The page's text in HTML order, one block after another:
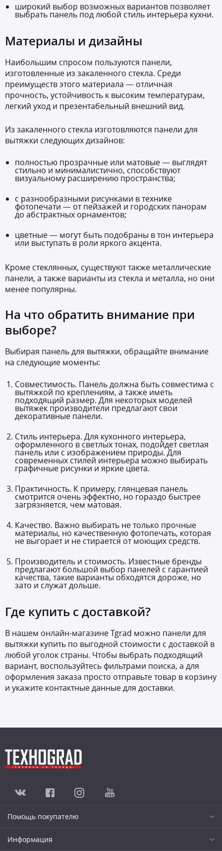
широкий выбор возможных вариантов позволяет
выбрать панель под любой стиль интерьера кухни.
Материалы и дизайны
Наибольшим спросом пользуются панели,
изготовленные из закаленного стекла. Среди
преимуществ этого материала — отличная
прочность, устойчивость к высоким температурам,
легкий уход и презентабельный внешний вид.
Из закаленного стекла изготовляются панели для
вытяжки следующих дизайнов:
полностью прозрачные или матовые — выглядят
стильно и минималистично, способствуют
визуальному расширению пространства;
с разнообразными рисунками в технике
фотопечати — от пейзажей и городских панорам
до абстрактных орнаментов;
цветные — могут быть подобраны в тон интерьера
или выступать в роли яркого акцента.
Кроме стеклянных, существуют также металлические
панели, а также варианты из стекла и металла, но они
менее популярны.
На что обратить внимание при
выборе?
Выбирая панель для вытяжки, обращайте внимание
на следующие моменты:
Совместимость. Панель должна быть совместима с
вытяжкой по креплениям, а также иметь
подходящий размер. Для некоторых моделей
вытяжек производители предлагают свои
декоративные панели.
Стиль интерьера. Для кухонного интерьера,
оформленного в светлых тонах, подойдет светлая
панель или с изображением природы. Для
современных стилей интерьера можно выбирать
графичные рисунки и яркие цвета.
Практичность. К примеру, глянцевая панель
смотрится очень эффектно, но гораздо быстрее
загрязняется, чем матовая.
Качество. Важно выбирать не только прочные
материалы, но качественную фотопечать, которая
не выгорает и не стирается от моющих средств.
Производитель и стоимость. Известные бренды
предлагают большой выбор панелей с гарантией
качества, такие варианты обходятся дороже, но
зато и служат дольше.
Где купить с доставкой?
В нашем онлайн-магазине Tgrad можно панели для
вытяжки купить по выгодной стоимости с доставкой в
любой уголок страны. Чтобы выбрать подходящий
вариант, воспользуйтесь фильтрами поиска, а для
оформления заказа просто отправьте товар в корзину
и укажите контактные данные для доставки.
Помощь покупателю
Информация